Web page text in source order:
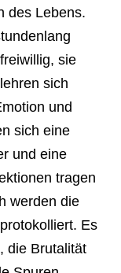
des Lebens.
sie
sich
und
sich eine
und eine
tragen
werden die
Es
die Brutalität